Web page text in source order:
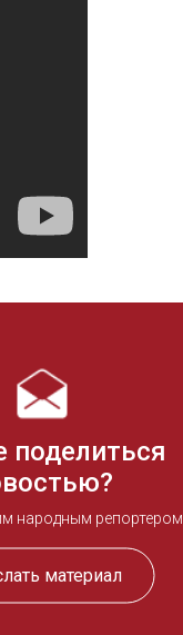
поделиться
народным репортером
материал